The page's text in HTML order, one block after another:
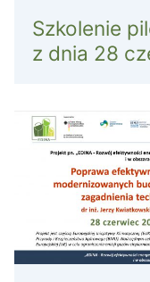
Szkolenie
z dnia 28